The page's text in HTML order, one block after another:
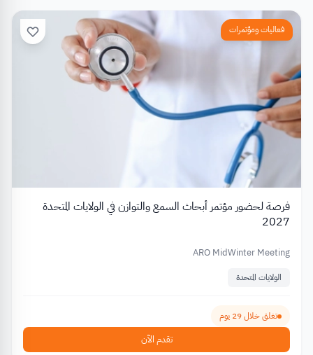
فعاليات ومؤتمرات
فرصة لحضور مؤتمر أبحاث السمع والتوازن في الولايات المتحدة
2027
ARO MidWinter Meeting
الولايات المتحدة
تغلق خلال 29 يوم
تقدم الآن